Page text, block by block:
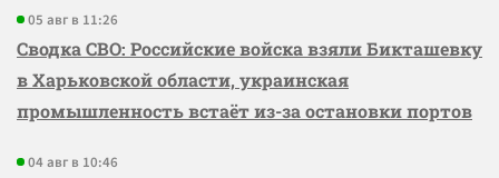
05 авг в 11:26
Сводка СВО: Российские войска взяли Бикташевку
в Харьковской области, украинская
промышленность встаёт из-за остановки портов
04 авг в 10:46